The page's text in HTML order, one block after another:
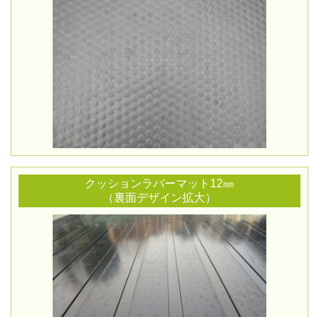
クッションラバーマット12㎜
（裏面デザイン拡大）